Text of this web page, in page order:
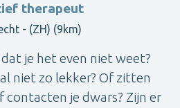
therapeut
- (ZH) (9km)
je het even niet weet?
niet zo lekker? Of zitten
contacten je dwars? Zijn er